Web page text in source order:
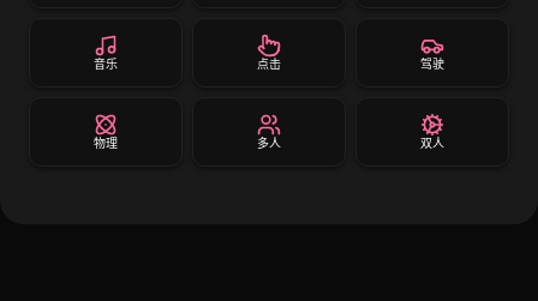
音乐 点击 驾驶
物理 多人 双人